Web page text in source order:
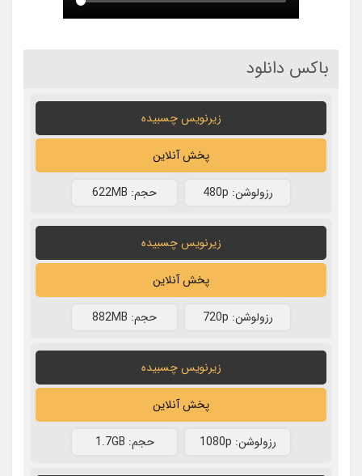
باکس دانلود
زیرنویس چسبیده
پخش آنلاین
رزولوشن: 480p حجم: 622MB
زیرنویس چسبیده
پخش آنلاین
رزولوشن: 720p حجم: 882MB
زیرنویس چسبیده
پخش آنلاین
رزولوشن: 1080p حجم: 1.7GB